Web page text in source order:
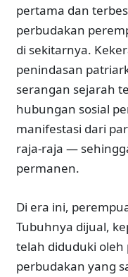
pertama dan
perbudakan
di sekitarnya.
penindasan
serangan sejarah
hubungan sosial
manifestasi dari
raja-raja —
permanen.
Di era ini,
Tubuhnya dijual,
telah diduduki oleh
perbudakan yang